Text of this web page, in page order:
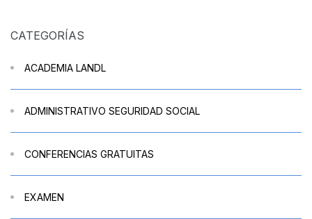
CATEGORÍAS
ACADEMIA LANDL
ADMINISTRATIVO SEGURIDAD SOCIAL
CONFERENCIAS GRATUITAS
EXAMEN